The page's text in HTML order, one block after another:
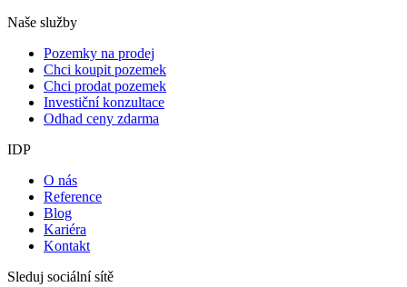
Naše služby
Pozemky na prodej
Chci koupit pozemek
Chci prodat pozemek
Investiční konzultace
Odhad ceny zdarma
IDP
O nás
Reference
Blog
Kariéra
Kontakt
Sleduj sociální sítě